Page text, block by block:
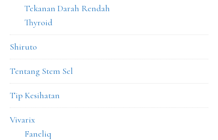
Tekanan Darah Rendah
Thyroid
Shiruto
Tentang Stem Sel
Tip Kesihatan
Vivarix
Faneliq